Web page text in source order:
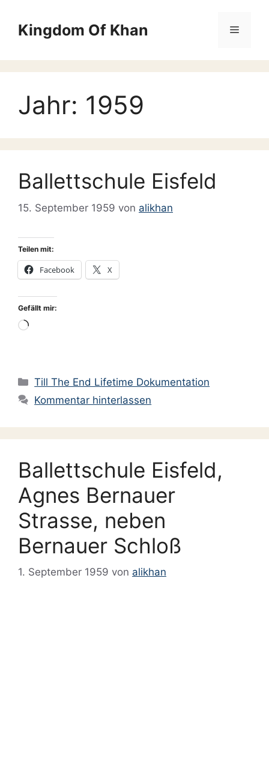
Inhalt
springen
Kingdom Of Khan Menü
Jahr: 1959
Ballettschule Eisfeld
15. September 1959 von alikhan
Teilen mit:
Facebook X
Gefällt mir:
Wird
Kategorien
Till The End Lifetime Dokumentation
Kommentar hinterlassen
Ballettschule Eisfeld,
Agnes Bernauer
Strasse, neben
Bernauer Schloß
1. September 1959 von alikhan